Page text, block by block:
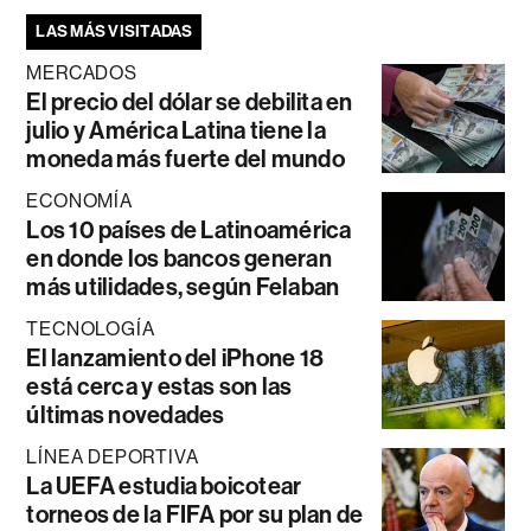
LAS MÁS VISITADAS
MERCADOS
El precio del dólar se debilita en
julio y América Latina tiene la
moneda más fuerte del mundo
ECONOMÍA
Los 10 países de Latinoamérica
en donde los bancos generan
más utilidades, según Felaban
TECNOLOGÍA
El lanzamiento del iPhone 18
está cerca y estas son las
últimas novedades
LÍNEA DEPORTIVA
La UEFA estudia boicotear
torneos de la FIFA por su plan de